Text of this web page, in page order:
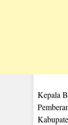
Kepala